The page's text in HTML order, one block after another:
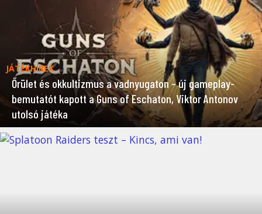
JÁTÉKHÍREK
Őrület és okkultizmus a vadnyugaton – új gameplay-
bemutatót kapott a Guns of Eschaton, Viktor Antonov
utolsó játéka